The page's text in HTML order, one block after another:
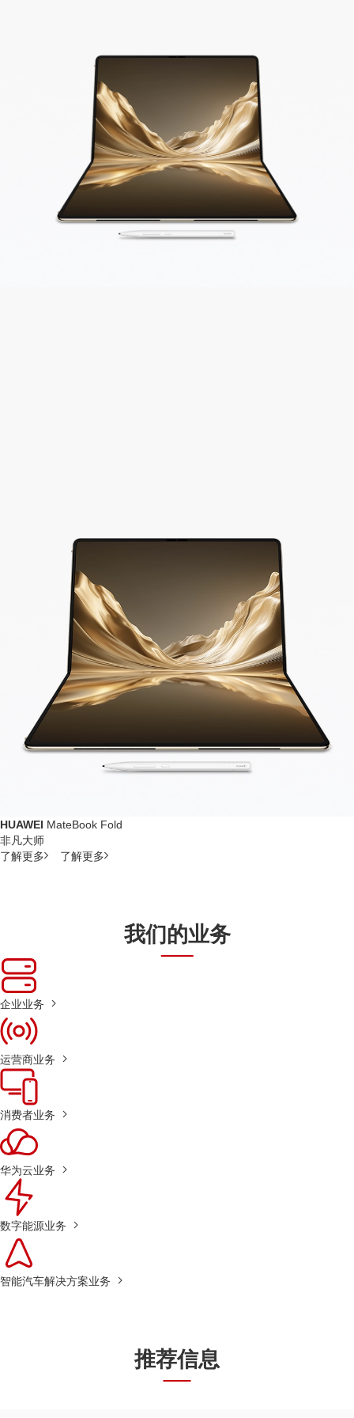
HUAWEI MateBook Fold
非凡大师
了解更多
了解更多
我们的业务
企业业务
运营商业务
消费者业务
华为云业务
数字能源业务
智能汽车解决方案业务
推荐信息